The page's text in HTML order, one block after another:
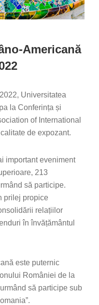
Americană
Universitatea
la Conferința și
of International
de expozant.
important eveniment
213
să participe.
prilej propice
relațiilor
în învățământul
este puternic
României de la
să participe sub